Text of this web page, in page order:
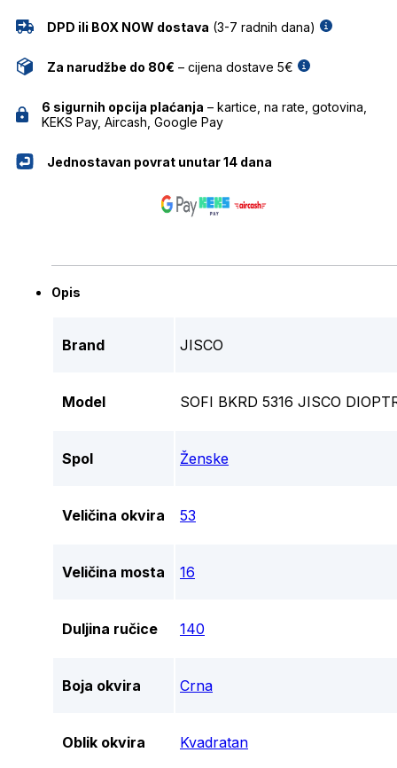
DPD ili BOX NOW dostava (3-7 radnih dana)
Za narudžbe do 80€ – cijena dostave 5€
6 sigurnih opcija plaćanja – kartice, na rate, gotovina,
KEKS Pay, Aircash, Google Pay
Jednostavan povrat unutar 14 dana
Opis
Brand JISCO
Model SOFI BKRD 5316 JISCO
Spol Ženske
Veličina okvira 53
Veličina mosta 16
Duljina ručice 140
Boja okvira Crna
Oblik okvira Kvadratan